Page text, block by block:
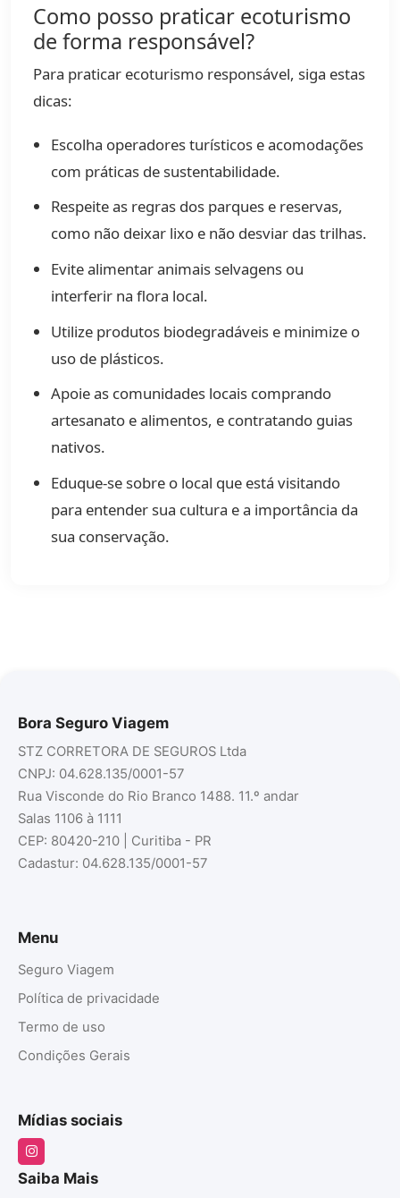
Como posso praticar ecoturismo
de forma responsável?
Para praticar ecoturismo responsável, siga estas
dicas:
Escolha operadores turísticos e acomodações
com práticas de sustentabilidade.
Respeite as regras dos parques e reservas,
como não deixar lixo e não desviar das trilhas.
Evite alimentar animais selvagens ou
interferir na flora local.
Utilize produtos biodegradáveis e minimize o
uso de plásticos.
Apoie as comunidades locais comprando
artesanato e alimentos, e contratando guias
nativos.
Eduque-se sobre o local que está visitando
para entender sua cultura e a importância da
sua conservação.
Bora Seguro Viagem
STZ CORRETORA DE SEGUROS Ltda
CNPJ: 04.628.135/0001-57
Rua Visconde do Rio Branco 1488. 11.º andar
Salas 1106 à 1111
CEP: 80420-210 | Curitiba - PR
Cadastur: 04.628.135/0001-57
Menu
Seguro Viagem
Política de privacidade
Termo de uso
Condições Gerais
Mídias sociais
Saiba Mais